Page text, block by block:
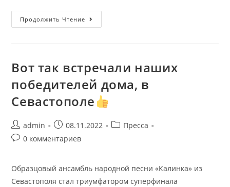
Продолжить Чтение
Вот так встречали наших
победителей дома, в
Севастополе
admin 08.11.2022
Пресса
0 комментариев
Образцовый ансамбль народной песни «Калинка» из
Севастополя стал триумфатором суперфинала